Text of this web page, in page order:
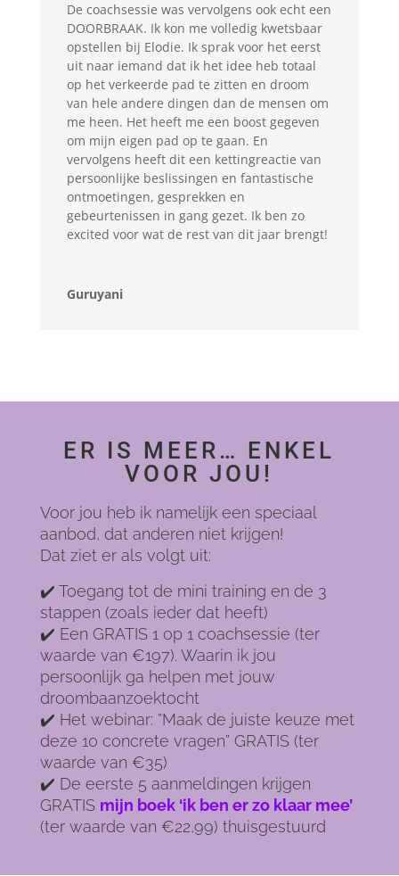
De coachsessie was vervolgens ook echt een
DOORBRAAK. Ik kon me volledig kwetsbaar
opstellen bij Elodie. Ik sprak voor het eerst
uit naar iemand dat ik het idee heb totaal
op het verkeerde pad te zitten en droom
van hele andere dingen dan de mensen om
me heen. Het heeft me een boost gegeven
om mijn eigen pad op te gaan. En
vervolgens heeft dit een kettingreactie van
persoonlijke beslissingen en fantastische
ontmoetingen, gesprekken en
gebeurtenissen in gang gezet. Ik ben zo
excited voor wat de rest van dit jaar brengt!
Guruyani
ER IS MEER… ENKEL
VOOR JOU!
Voor jou heb ik namelijk een speciaal
aanbod, dat anderen niet krijgen!
Dat ziet er als volgt uit:
✔️ Toegang tot de mini training en de 3
stappen (zoals ieder dat heeft)
✔️ Een GRATIS 1 op 1 coachsessie (ter
waarde van €197). Waarin ik jou
persoonlijk ga helpen met jouw
droombaanzoektocht
✔️ Het webinar: ”Maak de juiste keuze met
deze 10 concrete vragen” GRATIS (ter
waarde van €35)
✔️ De eerste 5 aanmeldingen krijgen
GRATIS mijn boek ‘ik ben er zo klaar mee’
(ter waarde van €22,99) thuisgestuurd